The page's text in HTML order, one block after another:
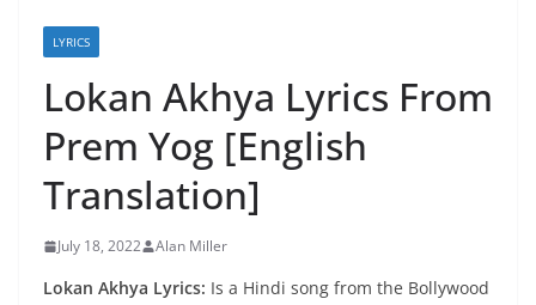
LYRICS
Lokan Akhya Lyrics From
Prem Yog [English
Translation]
July 18, 2022 Alan Miller
Lokan Akhya Lyrics: Is a Hindi song from the Bollywood